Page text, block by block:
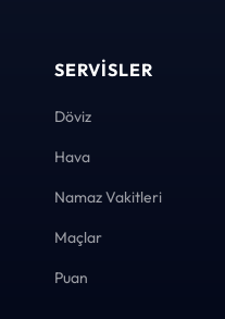
SERVISLER
Döviz
Hava
Namaz Vakitleri
Maçlar
Puan